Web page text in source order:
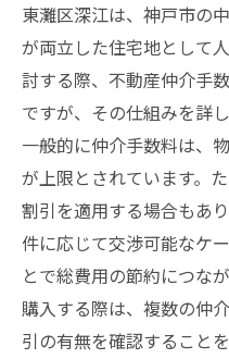
まとめ：東灘区深
の全知識
東灘区深江は、神戸市の
が両立した住宅地として
討する際、不動産仲介手
ですが、その仕組みを詳
一般的に仲介手数料は、
が上限とされています。
割引を適用する場合もあ
件に応じて交渉可能なケ
とで総費用の節約につな
購入する際は、複数の仲
引の有無を確認すること